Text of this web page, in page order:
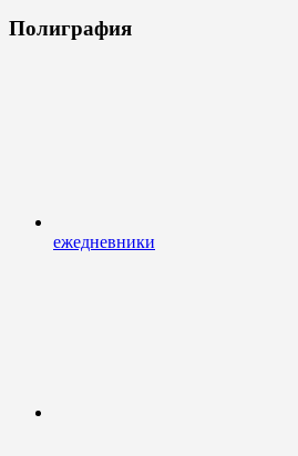
Полиграфия
ежедневники